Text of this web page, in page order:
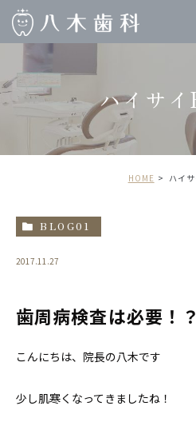
ハイサ
HOME ハイ
BLOG01
2017.11.27
歯周病検査は必要！？
こんにちは、院長の八木です
少し肌寒くなってきましたね！